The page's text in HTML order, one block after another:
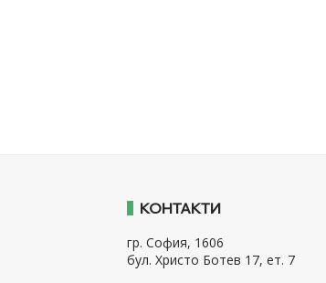
КОНТАКТИ
гр. София, 1606
бул. Христо Ботев 17, ет. 7